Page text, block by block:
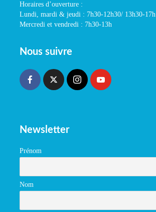
Horaires d’ouverture :
Lundi, mardi & jeudi : 7h30-12h30/ 13h30-17h
Mercredi et vendredi : 7h30-13h
Nous suivre
Newsletter
Prénom
Nom